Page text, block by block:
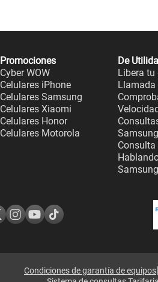
Promociones
Cyber WOW
Celulares iPhone
Celulares Samsung
Celulares Xiaomi
Celulares Honor
Celulares Motorola
De
Libera tu
Llamada
Consulta
Condiciones de garantía de equipos|